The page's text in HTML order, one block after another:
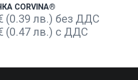
CORVINA®
(0.39 лв.) без ДДС
(0.47 лв.) с ДДС